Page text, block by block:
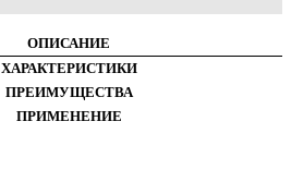
ОПИСАНИЕ
ХАРАКТЕРИСТИКИ
ПРЕИМУЩЕСТВА
ПРИМЕНЕНИЕ